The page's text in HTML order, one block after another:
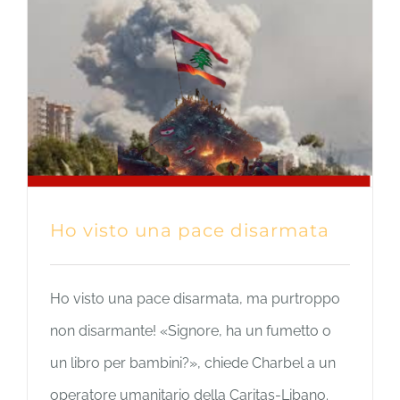
Ho visto una pace disarmata
Ho visto una pace disarmata, ma purtroppo
non disarmante! «Signore, ha un fumetto o
un libro per bambini?», chiede Charbel a un
operatore umanitario della Caritas-Libano.